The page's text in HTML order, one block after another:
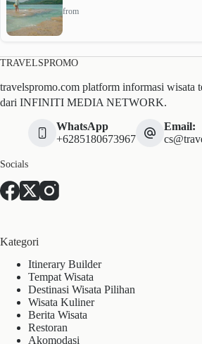
from
TRAVELSPROMO
travelspromo.com platform informasi wisata
dari INFINITI MEDIA NETWORK.
WhatsApp
+6285180673967
Email:
Socials
Kategori
Itinerary Builder
Tempat Wisata
Destinasi Wisata Pilihan
Wisata Kuliner
Berita Wisata
Restoran
Akomodasi